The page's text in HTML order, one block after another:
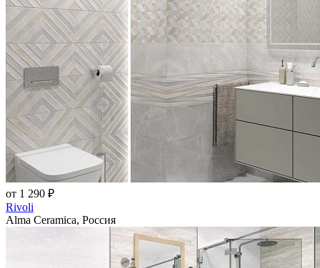
от 1 290 ₽
Rivoli
Alma Ceramica, Россия